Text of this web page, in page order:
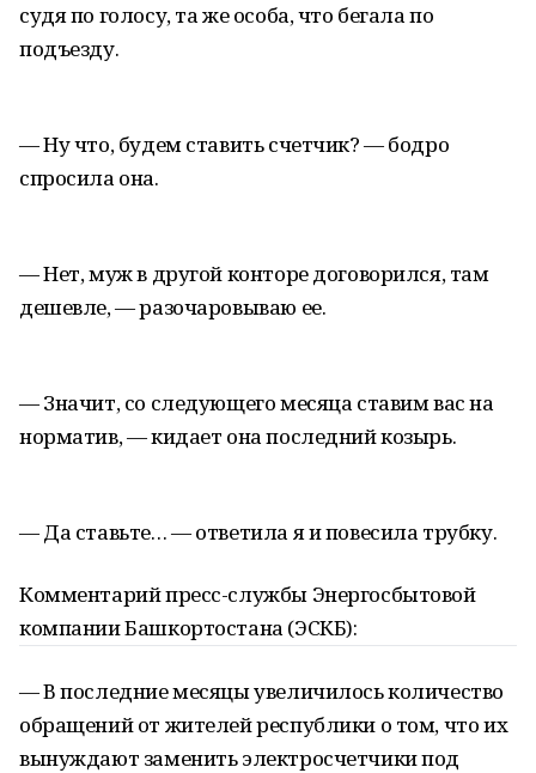
судя по голосу, та же особа, что бегала по
подъезду.
— Ну что, будем ставить счетчик? — бодро
спросила она.
— Нет, муж в другой конторе договорился, там
дешевле, — разочаровываю ее.
— Значит, со следующего месяца ставим вас на
норматив, — кидает она последний козырь.
— Да ставьте… — ответила я и повесила трубку.
Комментарий пресс-службы Энергосбытовой
компании Башкортостана (ЭСКБ):
— В последние месяцы увеличилось количество
обращений от жителей республики о том, что их
вынуждают заменить электросчетчики под